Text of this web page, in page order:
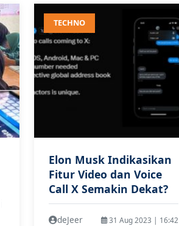
TECHNO
Elon Musk Indikasikan
Fitur Video dan Voice
Call X Semakin Dekat?
deJeer 31 Aug 2023 | 16:42